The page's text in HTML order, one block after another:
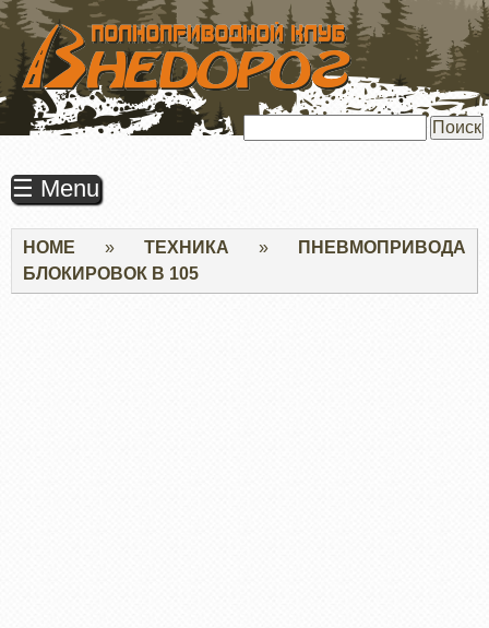
ПЕРЕЙТИ
ОСНОВНОМУ
СОДЕРЖАНИЮ
☰ Menu
Строка
навигации
HOME ТЕХНИКА
ПНЕВМОПРИВОДА
БЛОКИРОВОК В 105